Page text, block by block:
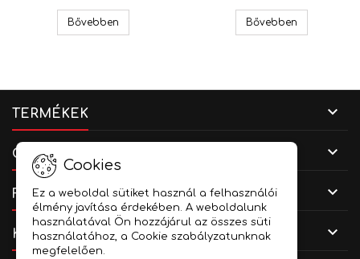
Bővebben Opel Adam, Corsa E 2 DIN autórádió beszerelõ
Bővebben
TERMÉKEK 
CÉGADATOK 
FIÓKOD 
KAPCSOLAT 
Cookies
Ez a weboldal sütiket használ a felhasználói
élmény javítása érdekében. A weboldalunk
használatával Ön hozzájárul az összes süti
használatához, a Cookie szabályzatunknak
megfelelően.